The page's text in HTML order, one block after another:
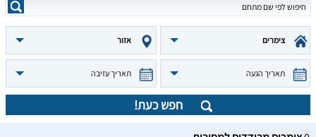
צימרים אזור
תאריך הגעה תאריך עזיבה
חפש כעת!